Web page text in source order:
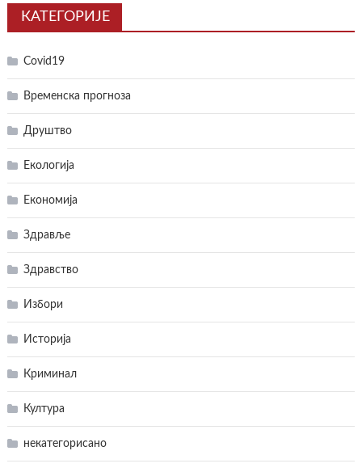
КАТЕГОРИЈЕ
Covid19
Временска прогноза
Друштво
Екологија
Економија
Здравље
Здравство
Избори
Историја
Криминал
Култура
некатегорисано